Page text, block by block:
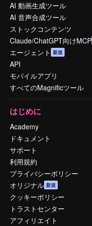
AI 動画生成ツール
AI 音声合成ツール
ストックコンテンツ
Claude/ChatGPT向けMCP
エージェント 新規
API
モバイルアプリ
すべてのMagnificツール
はじめに
Academy
ドキュメント
サポート
利用規約
プライバシーポリシー
オリジナル 新規
クッキーポリシー
トラストセンター
アフィリエイト